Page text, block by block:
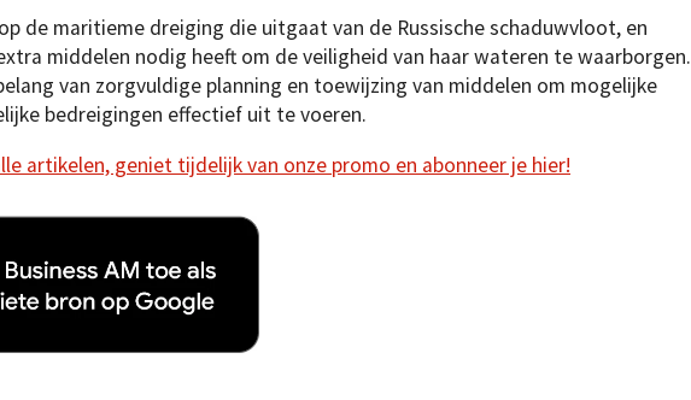
de maritieme dreiging die uitgaat van de Russische schaduwvloot, en
middelen nodig heeft om de veiligheid van haar wateren te waarborgen.
van zorgvuldige planning en toewijzing van middelen om mogelijke
bedreigingen effectief uit te voeren.
artikelen, geniet tijdelijk van onze promo en abonneer je hier!